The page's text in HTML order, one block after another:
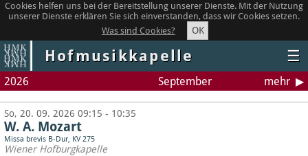
Cookies helfen uns bei der Bereitstellung unserer Dienste. Mit der Nutzung
unserer Dienste erklären Sie sich einverstanden, dass wir Cookies setzen.
Was sind Cookies?
OK
Hofmusikkapelle ☰
2026 September mehr
So, 20. 09. 2026 09:15 - 10:35
W. A. Mozart
Missa brevis B-Dur, KV 275
Wiener Hofburgkapelle